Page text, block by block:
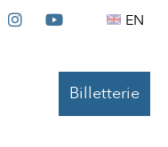
Le

Le
 EN
Billetterie